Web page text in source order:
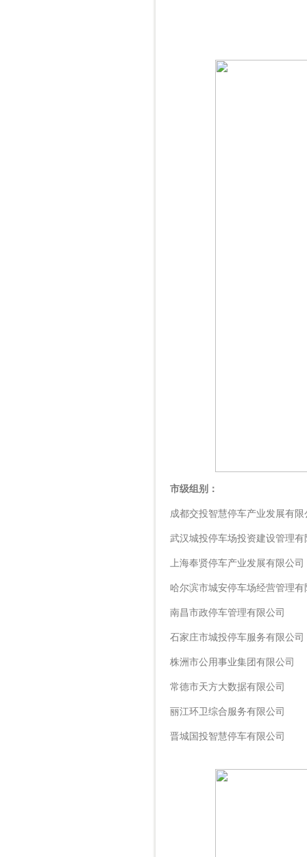
市级组别：
成都交投智慧停车产业发展有限
武汉城投停车场投资建设管理有
上海奉贤停车产业发展有限公司
哈尔滨市城安停车场经营管理有
南昌市政停车管理有限公司
石家庄市城投停车服务有限公司
株洲市公用事业集团有限公司
常德市天方大数据有限公司
丽江环卫综合服务有限公司
晋城国投智慧停车有限公司